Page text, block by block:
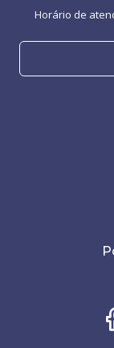
Horário de